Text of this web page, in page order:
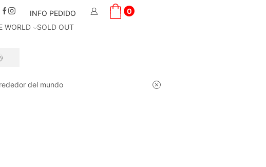
INFO PEDIDO
0
WORLD
SOLD OUT
del mundo